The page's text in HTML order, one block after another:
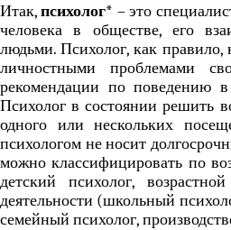
Итак,психолог* – это
человека в обществе, его
людьми. Психолог, как правило,
личностными проблемами
рекомендации по поведению в
Психолог в состоянии решить
одного или нескольких
психологом не носит
можно классифицировать по
детский психолог,
деятельности (школьный
семейный психолог,